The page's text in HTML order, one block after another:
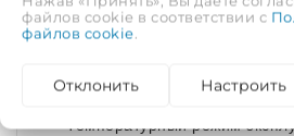
Основные
Материал изделия - (PVC)
Температурный режим
файлов cookie в соответствии с
файлов cookie
Отклонить Настроить